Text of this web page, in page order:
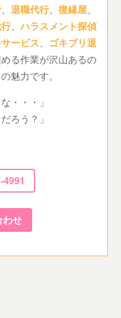
、退職代行、復縁屋、
、ハラスメント探偵
ービス、 ゴキブリ退
る作業が沢山あるの
魅力です。
・・・」
ろう？」
わせ